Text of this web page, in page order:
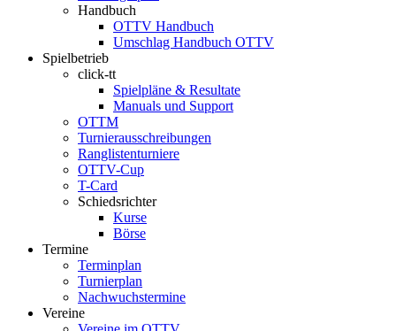
Handbuch
OTTV Handbuch
Umschlag Handbuch OTTV
Spielbetrieb
click-tt
Spielpläne & Resultate
Manuals und Support
OTTM
Turnierausschreibungen
Ranglistenturniere
OTTV-Cup
T-Card
Schiedsrichter
Kurse
Börse
Termine
Terminplan
Turnierplan
Nachwuchstermine
Vereine